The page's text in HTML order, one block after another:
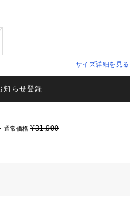
サイズ詳細を見る
知らせ登録
通常価格 ¥31,900